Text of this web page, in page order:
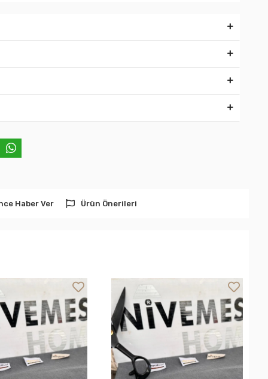
Haber Ver Ürün Önerileri